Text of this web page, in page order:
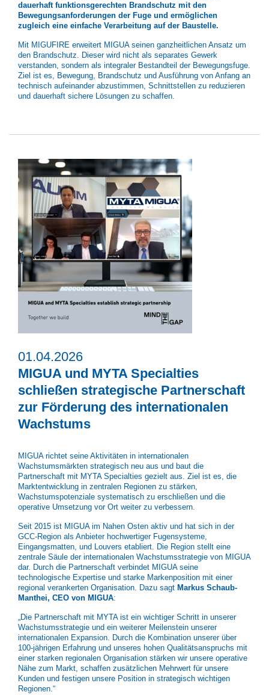
dauerhaft funktionsgerechten Brandschutz mit den
Bewegungsanforderungen der Fuge und ermöglichen
zugleich eine einfache Verarbeitung auf der Baustelle.
Mit MIGUFIRE erweitert MIGUA seinen ganzheitlichen Ansatz um
den Brandschutz. Dieser wird nicht als separates Gewerk
verstanden, sondern als integraler Bestandteil der Bewegungsfuge.
Ziel ist es, Bewegung, Brandschutz und Ausführung von Anfang an
technisch aufeinander abzustimmen, Schnittstellen zu reduzieren
und dauerhaft sichere Lösungen zu schaffen.
01.04.2026
MIGUA und MYTA Specialties
schließen strategische Partnerschaft
zur Förderung des internationalen
Wachstums
MIGUA richtet seine Aktivitäten in internationalen
Wachstumsmärkten strategisch neu aus und baut die
Partnerschaft mit MYTA Specialties gezielt aus. Ziel ist es, die
Marktentwicklung in zentralen Regionen zu stärken,
Wachstumspotenziale systematisch zu erschließen und die
operative Umsetzung vor Ort weiter zu verbessern.
Seit 2015 ist MIGUA im Nahen Osten aktiv und hat sich in der
GCC-Region als Anbieter hochwertiger Fugensysteme,
Eingangsmatten, und Louvers etabliert. Die Region stellt eine
zentrale Säule der internationalen Wachstumsstrategie von MIGUA
dar. Durch die Partnerschaft verbindet MIGUA seine
technologische Expertise und starke Markenposition mit einer
regional verankerten Organisation. Dazu sagt Markus Schaub-
Manthei, CEO von MIGUA:
„Die Partnerschaft mit MYTA ist ein wichtiger Schritt in unserer
Wachstumsstrategie und ein weiterer Meilenstein unserer
internationalen Expansion. Durch die Kombination unserer über
100-jährigen Erfahrung und unseres hohen Qualitätsanspruchs mit
einer starken regionalen Organisation stärken wir unsere operative
Nähe zum Markt, schaffen zusätzlichen Mehrwert für unsere
Kunden und festigen unsere Position in strategisch wichtigen
Regionen.“